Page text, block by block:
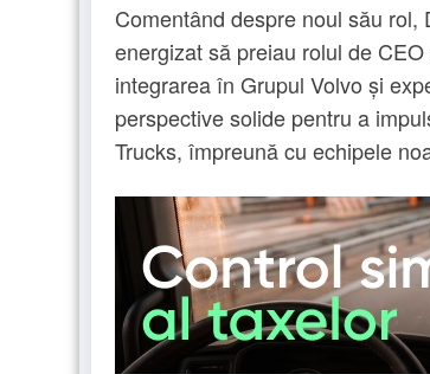
Comentând despre noul său rol,
energizat să preiau rolul de
integrarea în Grupul Volvo și
perspective solide pentru a
Trucks, împreună cu echipele